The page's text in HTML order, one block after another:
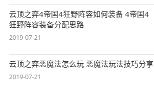
云顶之弈4帝国4狂野阵容如何装备 4帝国4
狂野阵容装备分配思路
2019-07-21
云顶之弈恶魔法怎么玩 恶魔法玩法技巧分享
2019-07-21